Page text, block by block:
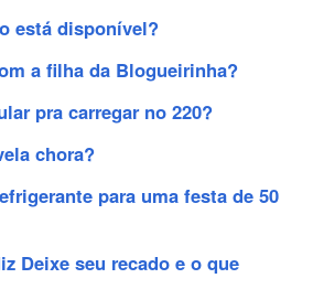
está disponível?
a filha da Blogueirinha?
pra carregar no 220?
chora?
para uma festa de 50
Deixe seu recado e o que